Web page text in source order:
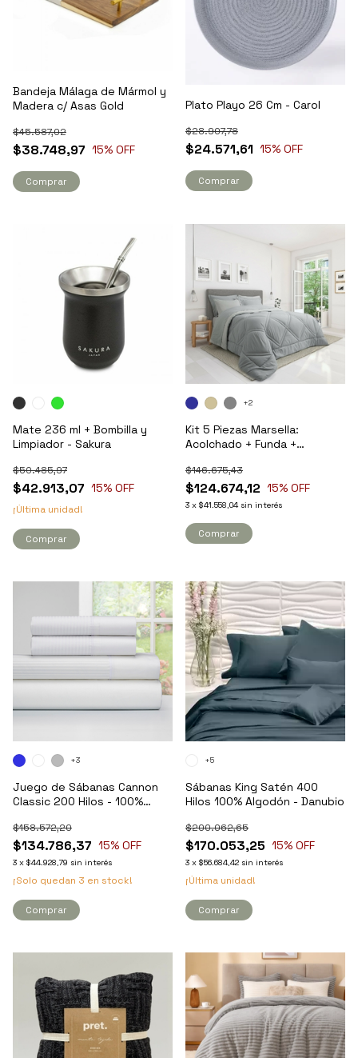
Bandeja Málaga de Mármol y
Madera c/ Asas Gold
$38.748,97
$45.587,02
15% OFF
Plato Playo 26 Cm - Carol
$24.571,61
$28.907,78
15% OFF
Comprar
Mate 236 ml + Bombilla y
Limpiador - Sakura
$42.913,07
$50.485,97
15% OFF
¡Última unidad!
Comprar
Kit 5 Piezas Marsella:
Acolchado + Funda +
$124.674,12
$146.675,43
15% OFF
3 x $41.558,04 sin interés
+2
Comprar
Juego de Sábanas Cannon
Classic 200 Hilos - 100%
$134.786,37
$158.572,20
15% OFF
3 x $44.928,79 sin interés
¡Solo quedan 3 en stock!
+3
Comprar
Sábanas King Satén 400
Hilos 100% Algodón - Danubio
$170.053,25
$200.062,65
15% OFF
3 x $56.684,42 sin interés
¡Última unidad!
+5
Comprar